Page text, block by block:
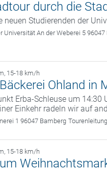
durch die
neuen Studierenden der
Universität An der Weberei 5
, 15-18 km/h
Ohland in
Erba-Schleuse um 14:30
Einkehr radeln wir auf
1 96047 Bamberg
, 15-18 km/h